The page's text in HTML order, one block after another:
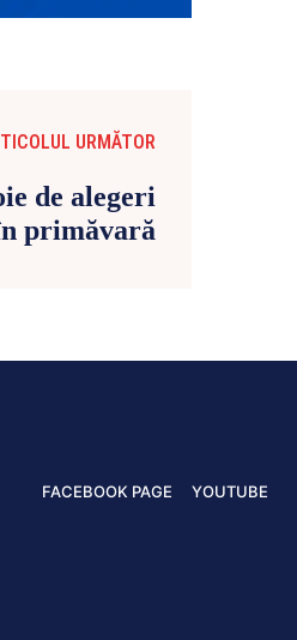
URMĂTOR
de alegeri
primăvară
FACEBOOK PAGE YOUTUBE